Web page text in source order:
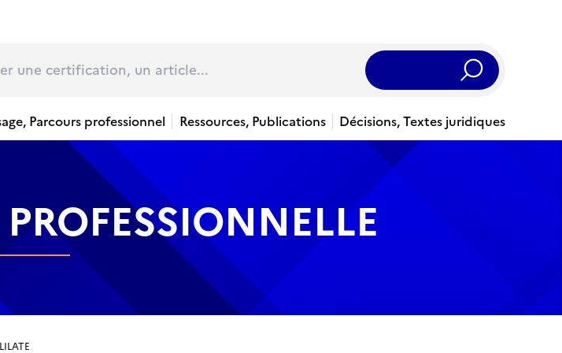
Rechercher
Parcours professionnel Ressources, Publications Décisions, Textes juridiques